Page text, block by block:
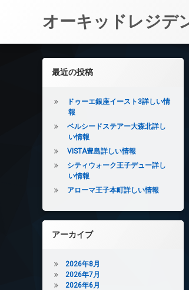
オーキッドレジデ
左サイドバー
最近の投稿
ドゥーエ銀座イースト3詳しい情
報
ベルシードステアー大森北詳し
い情報
VISTA豊島詳しい情報
シティウォーク王子デュー詳し
い情報
アローマ王子本町詳しい情報
アーカイブ
2026年8月
2026年7月
2026年6月